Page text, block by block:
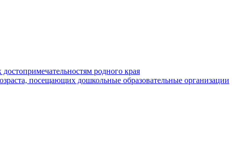
родного края
посещающих дошкольные образовательные организации